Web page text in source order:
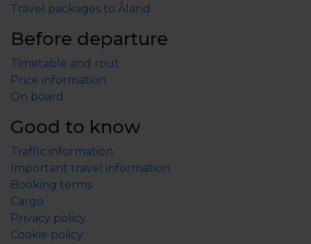
Travel packages to Åland
Before departure
Timetable and rout
Price information
On board
Good to know
Traffic information
Important travel information
Booking terms
Cargo
Privacy policy
Cookie policy